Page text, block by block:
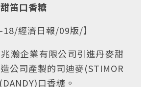
笛口香糖
18/經濟日報/09版/】
兆瀚企業有限公司引進丹麥甜
公司產製的司迪麥(STIMOR
口香糖。